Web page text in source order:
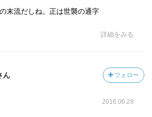
末流だしね。正は世襲の通字
詳細をみる
ん フォロー
2016.06.29